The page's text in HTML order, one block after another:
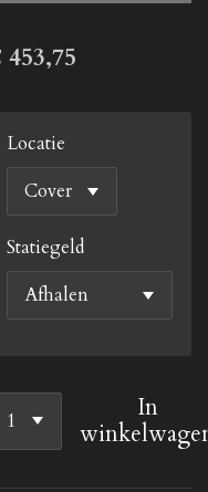
453,75
Locatie
Statiegeld
In